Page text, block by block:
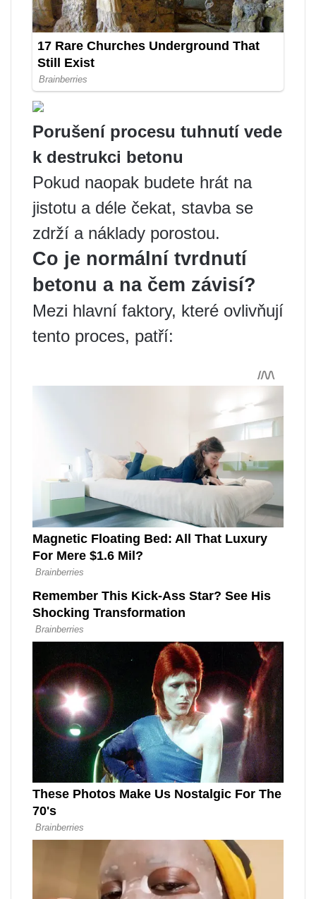
Porušení procesu tuhnutí vede
k destrukci betonu
Pokud naopak budete hrát na
jistotu a déle čekat, stavba se
zdrží a náklady porostou.
Co je normální tvrdnutí
betonu a na čem závisí?
Mezi hlavní faktory, které ovlivňují
tento proces, patří: